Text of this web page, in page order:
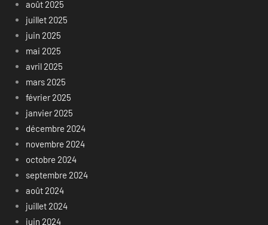
août 2025
juillet 2025
juin 2025
mai 2025
avril 2025
mars 2025
février 2025
janvier 2025
décembre 2024
novembre 2024
octobre 2024
septembre 2024
août 2024
juillet 2024
juin 2024